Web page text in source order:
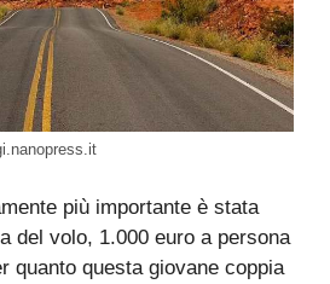
più importante è stata
del volo, 1.000 euro a persona
quanto questa giovane coppia